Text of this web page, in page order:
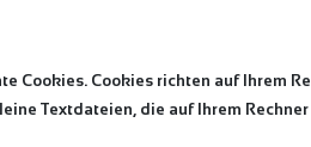
Cookies. Cookies richten auf Ihrem
Textdateien, die auf Ihrem